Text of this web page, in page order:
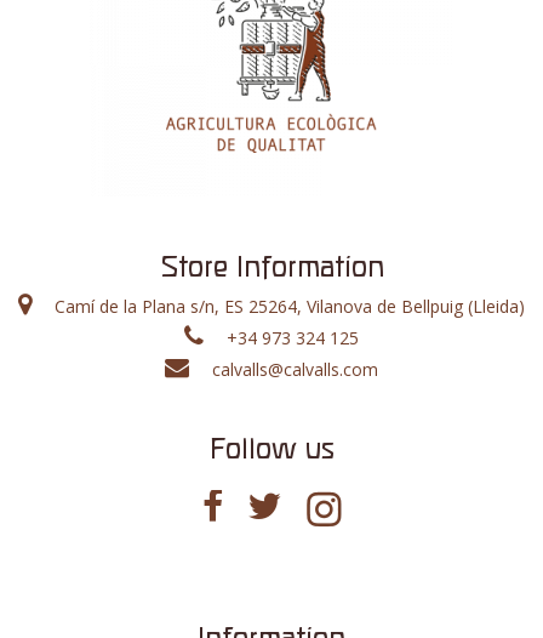
Store Information
Camí de la Plana s/n, ES 25264, Vilanova de Bellpuig (Lleida)
+34 973 324 125
calvalls@calvalls.com
Follow us